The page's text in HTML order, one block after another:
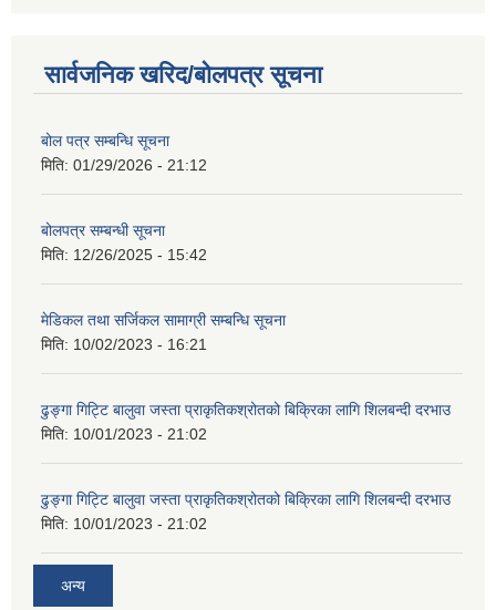
सार्वजनिक खरिद/बोलपत्र सूचना
बोल पत्र सम्बन्धि सूचना
मिति: 01/29/2026 - 21:12
बोलपत्र सम्बन्धी सूचना
मिति: 12/26/2025 - 15:42
मेडिकल तथा सर्जिकल सामाग्री सम्बन्धि सूचना
मिति: 10/02/2023 - 16:21
ढुङ्गा गिट्टि बालुवा जस्ता प्राकृतिकश्रोतको बिक्रिका लागि शिलबन्दी दरभाउ
मिति: 10/01/2023 - 21:02
ढुङ्गा गिट्टि बालुवा जस्ता प्राकृतिकश्रोतको बिक्रिका लागि शिलबन्दी दरभाउ
मिति: 10/01/2023 - 21:02
अन्य